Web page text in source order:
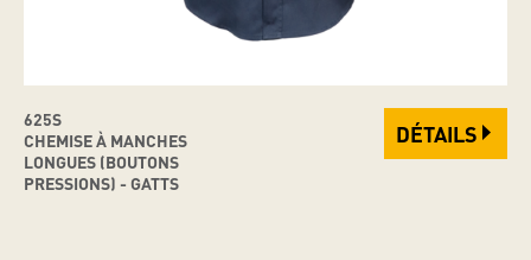
625S
CHEMISE À MANCHES
LONGUES (BOUTONS
PRESSIONS) - GATTS
DÉTAILS